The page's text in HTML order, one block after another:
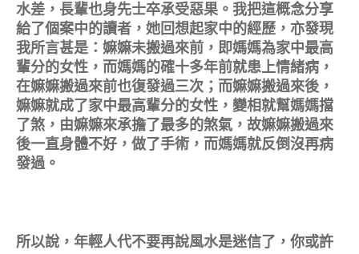
水差，長輩也身先士卒承受惡果。我把這概念分享
給了個案中的讀者，她回想起家中的經歷，亦發現
我所言甚是：嫲嫲未搬過來前，即媽媽為家中最高
輩分的女性，而媽媽的確十多年前就患上情緒病，
在嫲嫲搬過來前也復發過三次；而嫲嫲搬過來後，
嫲嫲就成了家中最高輩分的女性，變相就幫媽媽擋
了煞，由嫲嫲來承擔了最多的煞氣，故嫲嫲搬過來
後一直身體不好，做了手術，而媽媽就反倒沒再病
發過。
所以說，年輕人代不要再說風水是迷信了，你或許